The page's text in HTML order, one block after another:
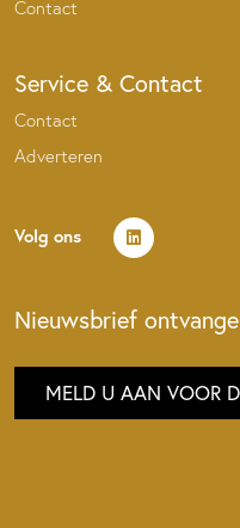
Contact
Service & Contact
Contact
Adverteren
Volg ons
Nieuwsbrief
MELD U AAN VOOR